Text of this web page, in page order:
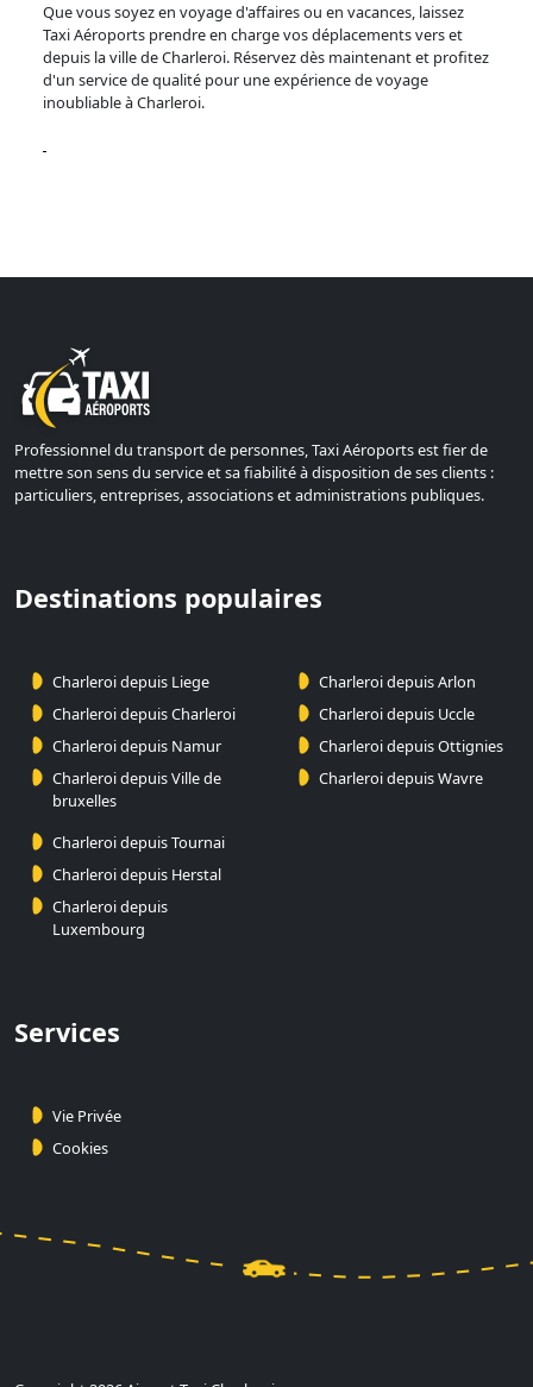
Que vous soyez en voyage d'affaires ou en vacances, laissez
Taxi Aéroports prendre en charge vos déplacements vers et
depuis la ville de Charleroi. Réservez dès maintenant et profitez
d'un service de qualité pour une expérience de voyage
inoubliable à Charleroi.
Professionnel du transport de personnes, Taxi Aéroports est fier de
mettre son sens du service et sa fiabilité à disposition de ses clients :
particuliers, entreprises, associations et administrations publiques.
Destinations populaires
Charleroi depuis Liege
Charleroi depuis Charleroi
Charleroi depuis Namur
Charleroi depuis Ville de
bruxelles
Charleroi depuis Arlon
Charleroi depuis Uccle
Charleroi depuis Ottignies
Charleroi depuis Wavre
Charleroi depuis Tournai
Charleroi depuis Herstal
Charleroi depuis
Luxembourg
Services
Vie Privée
Cookies